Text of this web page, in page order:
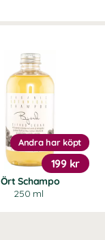
Ört Schampo
250 ml
Andra har köpt
199 kr